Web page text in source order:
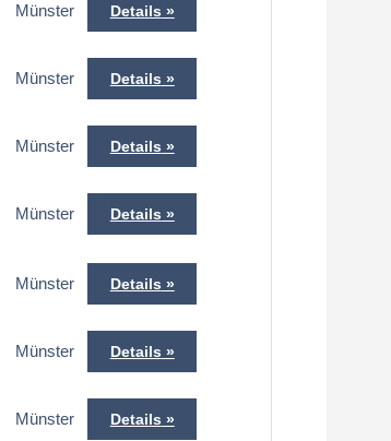
Münster Details
Münster Details
Münster Details
Münster Details
Münster Details
Münster Details
Münster Details